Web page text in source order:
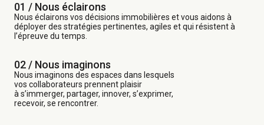
01 / Nous éclairons
Nous éclairons vos décisions immobilières et vous aidons à
déployer des stratégies pertinentes, agiles et qui résistent à
l’épreuve du temps.
02 / Nous imaginons
Nous imaginons des espaces dans lesquels
vos collaborateurs prennent plaisir
à s’immerger, partager, innover, s’exprimer,
recevoir, se rencontrer.